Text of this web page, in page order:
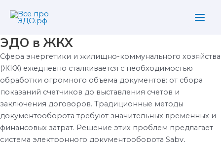
ЭДО в ЖКХ
Сфера энергетики и жилищно-коммунального хозяйства
(ЖКХ) ежедневно сталкивается с необходимостью
обработки огромного объема документов: от сбора
показаний счетчиков до выставления счетов и
заключения договоров. Традиционные методы
документооборота требуют значительных временных и
финансовых затрат. Решение этих проблем предлагает
система электронного документооборота Saby,